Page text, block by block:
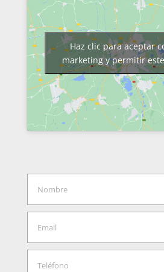
Haz clic para aceptar
marketing y permitir